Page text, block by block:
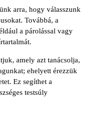
arra, hogy válasszunk
Továbbá, a
a párolással vagy
amely azt tanácsolja,
ehelyett érezzük
Ez segíthet a
testsúly